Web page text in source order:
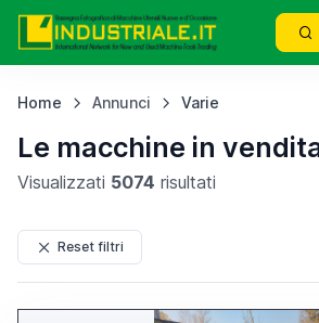
Home Annunci Varie
Le macchine in
Visualizzati 5074 risultati
Reset filtri